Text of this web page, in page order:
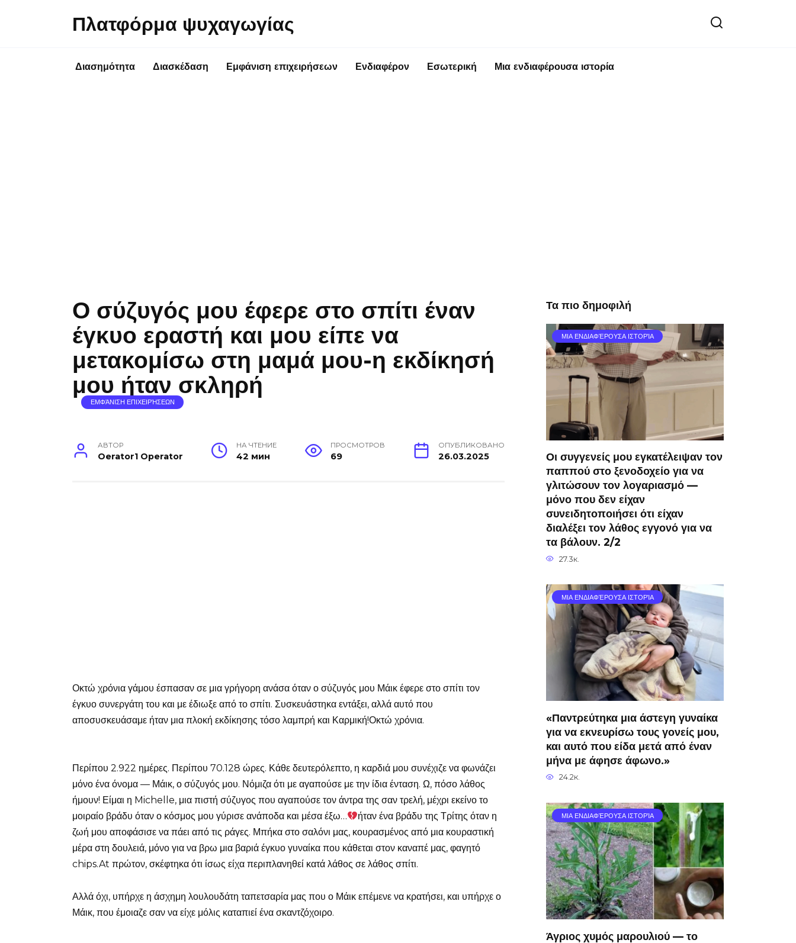
Πλατφόρμα ψυχαγωγίας
Διασημότητα Διασκέδαση Εμφάνιση επιχειρήσεων Ενδιαφέρον Εσωτερική Μια ενδιαφέρουσα ιστορία
Ο σύζυγός μου έφερε στο σπίτι έναν
έγκυο εραστή και μου είπε να
μετακομίσω στη μαμά μου-η εκδίκησή
μου ήταν σκληρή
ΕΜΦΆΝΙΣΗ ΕΠΙΧΕΙΡΉΣΕΩΝ
АВТОР
Oerator1 Operator
НА ЧТЕНИЕ
42 мин
ПРОСМОТРОВ
69
ОПУБЛИКОВАНО
26.03.2025
Οκτώ χρόνια γάμου έσπασαν σε μια γρήγορη ανάσα όταν ο σύζυγός μου Μάικ έφερε στο σπίτι τον
έγκυο συνεργάτη του και με έδιωξε από το σπίτι. Συσκευάστηκα εντάξει, αλλά αυτό που
αποσυσκευάσαμε ήταν μια πλοκή εκδίκησης τόσο λαμπρή και Καρμική!Οκτώ χρόνια.
Περίπου 2.922 ημέρες. Περίπου 70.128 ώρες. Κάθε δευτερόλεπτο, η καρδιά μου συνέχιζε να φωνάζει
μόνο ένα όνομα — Μάικ, ο σύζυγός μου. Νόμιζα ότι με αγαπούσε με την ίδια ένταση. Ω, πόσο λάθος
ήμουν! Είμαι η Michelle, μια πιστή σύζυγος που αγαπούσε τον άντρα της σαν τρελή, μέχρι εκείνο το
μοιραίο βράδυ όταν ο κόσμος μου γύρισε ανάποδα και μέσα έξω…
ήταν ένα βράδυ της Τρίτης όταν η
ζωή μου αποφάσισε να πάει από τις ράγες. Μπήκα στο σαλόνι μας, κουρασμένος από μια κουραστική
μέρα στη δουλειά, μόνο για να βρω μια βαριά έγκυο γυναίκα που κάθεται στον καναπέ μας, φαγητό
chips.At πρώτον, σκέφτηκα ότι ίσως είχα περιπλανηθεί κατά λάθος σε λάθος σπίτι.
Αλλά όχι, υπήρχε η άσχημη λουλουδάτη ταπετσαρία μας που ο Μάικ επέμενε να κρατήσει, και υπήρχε ο
Μάικ, που έμοιαζε σαν να είχε μόλις καταπιεί ένα σκαντζόχοιρο.
Τα πιο δημοφιλή
ΜΙΑ ΕΝΔΙΑΦΈΡΟΥΣΑ ΙΣΤΟΡΊΑ
Οι συγγενείς μου εγκατέλειψαν τον
παππού στο ξενοδοχείο για να
γλιτώσουν τον λογαριασμό —
μόνο που δεν είχαν
συνειδητοποιήσει ότι είχαν
διαλέξει τον λάθος εγγονό για να
τα βάλουν. 2/2
27.3к.
ΜΙΑ ΕΝΔΙΑΦΈΡΟΥΣΑ ΙΣΤΟΡΊΑ
«Παντρεύτηκα μια άστεγη γυναίκα
για να εκνευρίσω τους γονείς μου,
και αυτό που είδα μετά από έναν
μήνα με άφησε άφωνο.»
24.2к.
ΜΙΑ ΕΝΔΙΑΦΈΡΟΥΣΑ ΙΣΤΟΡΊΑ
Άγριος χυμός μαρουλιού — το